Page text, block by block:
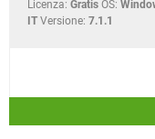
Licenza: Gratis OS:
IT Versione: 7.1.1